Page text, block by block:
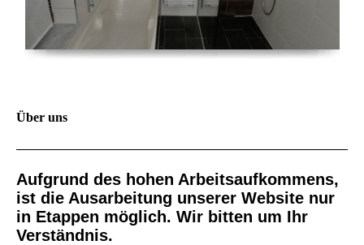
Über uns
Aufgrund des hohen Arbeitsaufkommens,
ist die Ausarbeitung unserer Website nur
in Etappen möglich. Wir bitten um Ihr
Verständnis.